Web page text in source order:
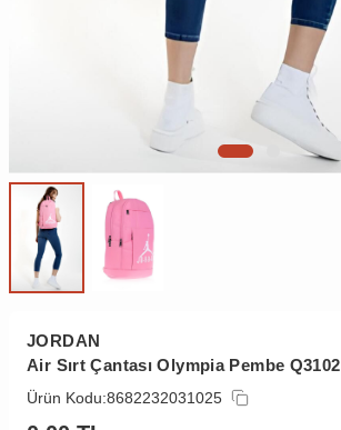
JORDAN
Air Sırt Çantası Olympia Pembe Q3102
Ürün Kodu:8682232031025